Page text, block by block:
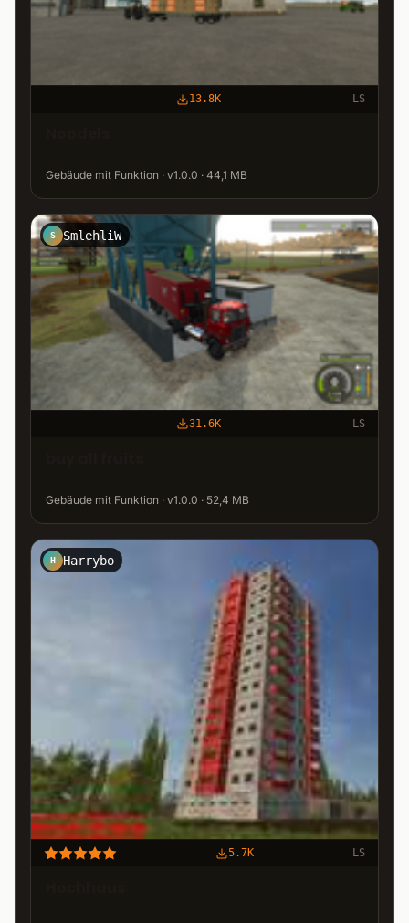
13.8K LS
Gebäude mit Funktion · v1.0.0 · 44,1 MB
S SmlehliW
31.6K LS
Gebäude mit Funktion · v1.0.0 · 52,4 MB
H Harrybo
5.7K LS